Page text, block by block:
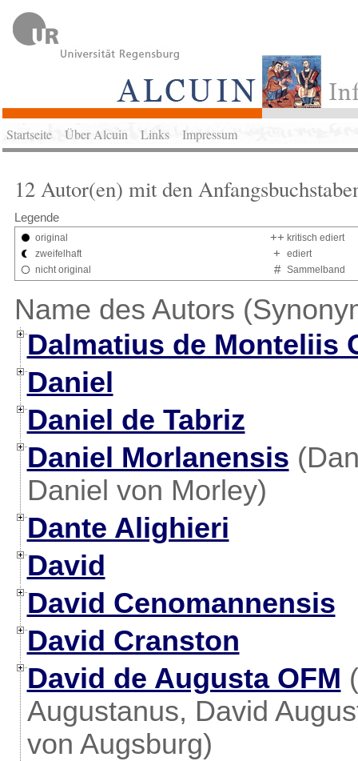
Startseite Über Alcuin Links Impressum
12 Autor(en) mit den
Legende
original ++ kritisch ediert
zweifelhaft
+
ediert
nicht original
# Sammelband
Name des Autors
Dalmatius de Monteliis
Daniel
Daniel de Tabriz
Daniel Morlanensis
Daniel von Morley)
Dante Alighieri
David
David Cenomannensis
David Cranston
David de Augusta OFM
Augustanus, David
von Augsburg)